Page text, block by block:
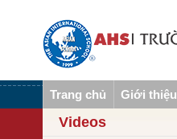
Trang chủ Giới thiệu
Videos